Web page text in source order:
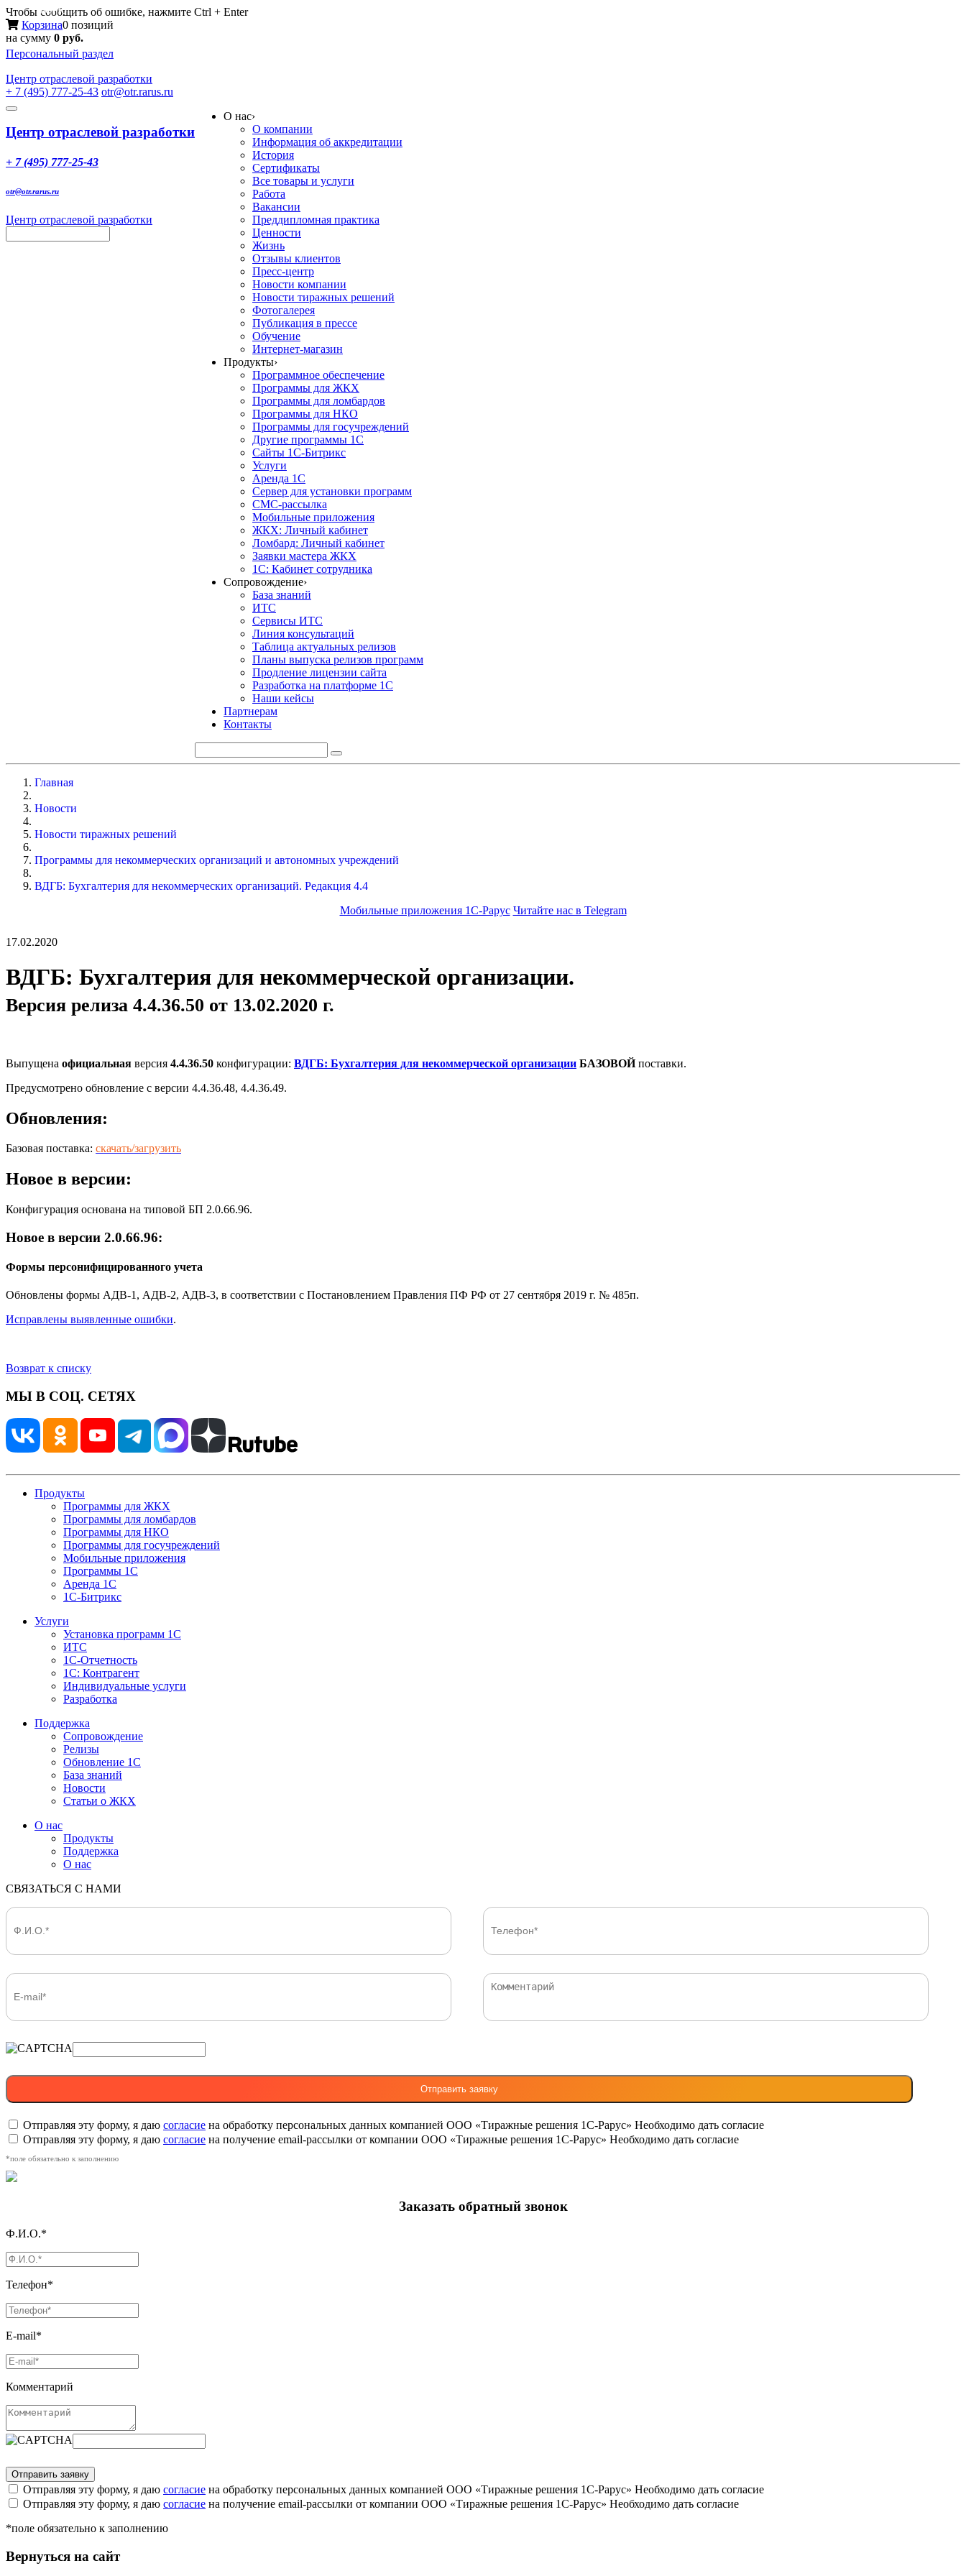
Чтобы сообщить об ошибке, нажмите Ctrl + Enter
Корзина0 позиций
на сумму 0 руб.
Персональный раздел
Центр отраслевой разработки
+ 7 (495) 777-25-43 otr@otr.rarus.ru
Toggle
Меню
Центр отраслевой разработки
+ 7 (495) 777-25-43
otr@otr.rarus.ru
Центр отраслевой разработки
О нас›
О компании
Информация об аккредитации
История
Сертификаты
Все товары и услуги
Работа
Вакансии
Преддипломная практика
Ценности
Жизнь
Отзывы клиентов
Пресс-центр
Новости компании
Новости тиражных решений
Фотогалерея
Публикация в прессе
Обучение
Интернет-магазин
Продукты›
Программное обеспечение
Программы для ЖКХ
Программы для ломбардов
Программы для НКО
Программы для госучреждений
Другие программы 1С
Сайты 1С-Битрикс
Услуги
Аренда 1С
Сервер для установки программ
СМС-рассылка
Мобильные приложения
ЖКХ: Личный кабинет
Ломбард: Личный кабинет
Заявки мастера ЖКХ
1С: Кабинет сотрудника
Сопровождение›
База знаний
ИТС
Сервисы ИТС
Линия консультаций
Таблица актуальных релизов
Планы выпуска релизов программ
Продление лицензии сайта
Разработка на платформе 1С
Наши кейсы
Партнерам
Контакты
Главная
Новости
Новости тиражных решений
Программы для некоммерческих организаций и автономных учреждений
ВДГБ: Бухгалтерия для некоммерческих организаций. Редакция 4.4
Мобильные приложения 1С-Рарус Читайте нас в Telegram
17.02.2020
ВДГБ: Бухгалтерия для некоммерческой организации.
Версия релиза 4.4.36.50 от 13.02.2020 г.
Выпущена официальная версия 4.4.36.50 конфигурации: ВДГБ: Бухгалтерия для некоммерческой организации БАЗОВОЙпоставки.
Предусмотрено обновление с версии 4.4.36.48, 4.4.36.49.
Обновления:
Базовая поставка: скачать/загрузить
Новое в версии:
Конфигурация основана на типовой БП 2.0.66.96.
Новое в версии 2.0.66.96:
Формы персонифицированного учета
Обновлены формы АДВ-1, АДВ-2, АДВ-3, в соответствии с Постановлением Правления ПФ РФ от 27 сентября 2019 г. № 485п.
Исправлены выявленные ошибки.
Возврат к списку
МЫ В СОЦ. СЕТЯХ
Продукты
Программы для ЖКХ
Программы для ломбардов
Программы для НКО
Программы для госучреждений
Мобильные приложения
Программы 1С
Аренда 1С
1С-Битрикс
Услуги
Установка программ 1С
ИТС
1С-Отчетность
1С: Контрагент
Индивидуальные услуги
Разработка
Поддержка
Сопровождение
Релизы
Обновление 1С
База знаний
Новости
Статьи о ЖКХ
О нас
Продукты
Поддержка
О нас
СВЯЗАТЬСЯ С НАМИ
Отправляя эту форму, я даю согласие на обработку персональных данных компанией ООО «Тиражные решения 1С-Рарус» Необходимо дать согласие
Отправляя эту форму, я даю согласие на получение email-рассылки от компании ООО «Тиражные решения 1С-Рарус» Необходимо дать согласие
*поле обязательно к заполнению
Заказать обратный звонок
Ф.И.О.*
Телефон*
E-mail*
Комментарий
Отправляя эту форму, я даю согласие на обработку персональных данных компанией ООО «Тиражные решения 1С-Рарус» Необходимо дать согласие
Отправляя эту форму, я даю согласие на получение email-рассылки от компании ООО «Тиражные решения 1С-Рарус» Необходимо дать согласие
*поле обязательно к заполнению
Вернуться на сайт